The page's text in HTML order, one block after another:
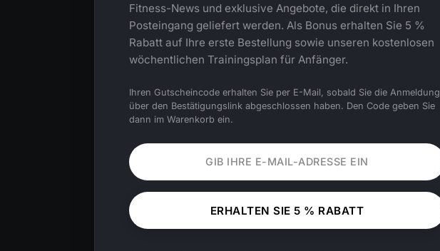
Fitness-News und exklusive Angebote, die direkt in Ihren
Posteingang geliefert werden. Als Bonus erhalten Sie 5 %
Rabatt auf Ihre erste Bestellung sowie unseren kostenlosen
wöchentlichen Trainingsplan für Anfänger.
Ihren Gutscheincode erhalten Sie per E-Mail, sobald Sie die Anmeldung
über den Bestätigungslink abgeschlossen haben. Den Code geben Sie
dann im Warenkorb ein.
ERHALTEN SIE 5 % RABATT